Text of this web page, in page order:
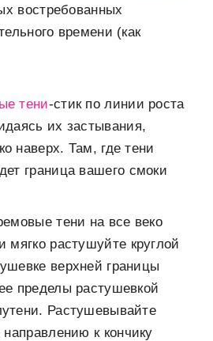
востребованных
времени (как
тени-стик по линии роста
их застывания,
наверх. Там, где тени
граница вашего смоки
тени на все веко
мягко растушуйте круглой
верхней границы
пределы растушевкой
Растушевывайте
к кончику